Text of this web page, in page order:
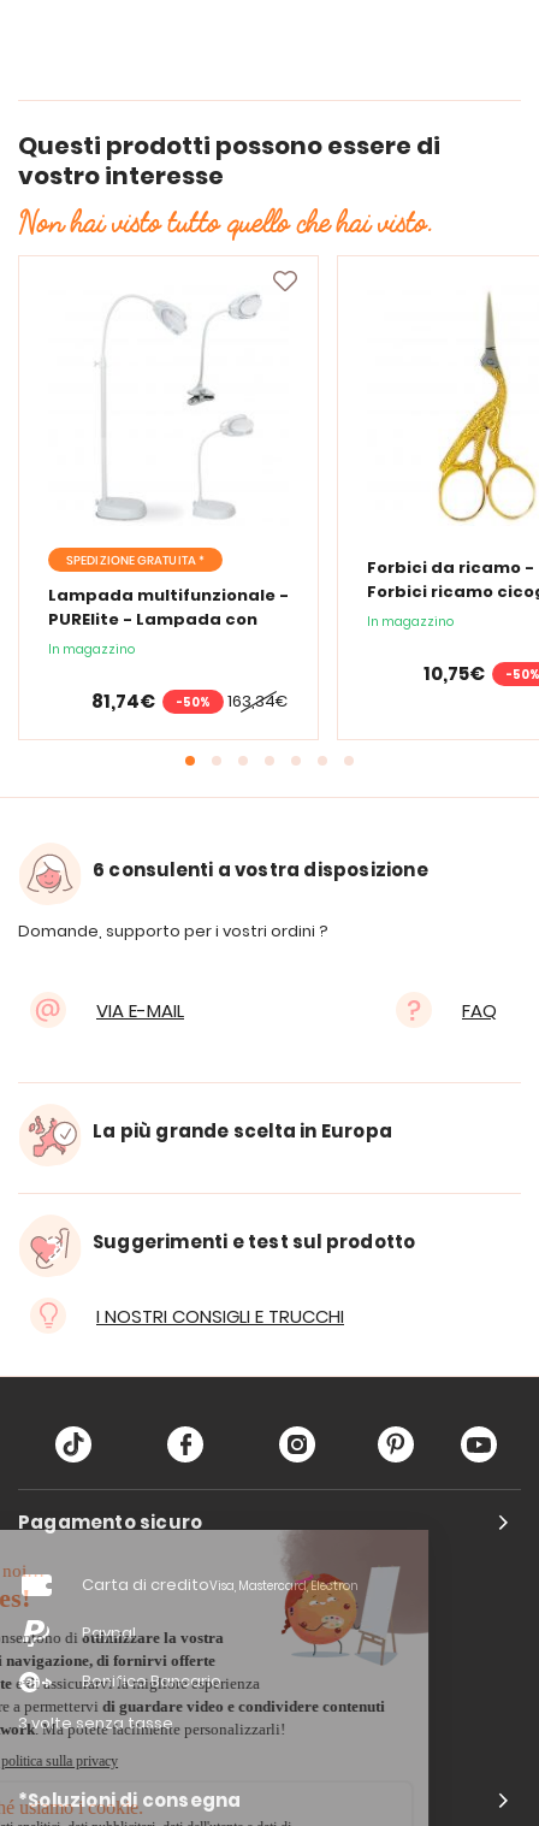
Questi prodotti possono essere di
vostro interesse
Non hai visto tutto quello che hai visto.
SPEDIZIONE GRATUITA *
Lampada multifunzionale -
PURElite - Lampada con
lente d'ingrandimento
In magazzino
163,34€
81,74€ -50%
Forbici da ricamo -
Forbici ricamo
In magazzino
10,75€ -50%
6 consulenti a vostra disposizione
Domande, supporto per i vostri ordini ?
VIA E-MAIL FAQ
La più grande scelta in Europa
Suggerimenti e test sul prodotto
I NOSTRI CONSIGLI E TRUCCHI
Pagamento sicuro
Carta di creditoVisa, Mastercard, Electron
Paypal
Bonifico Bancario
3 volte senza tasse
*Soluzioni di consegna